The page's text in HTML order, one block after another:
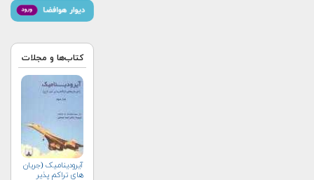
کتاب‌ها و مجلات
آیرودینامیک (جریان
های تراکم پذیر